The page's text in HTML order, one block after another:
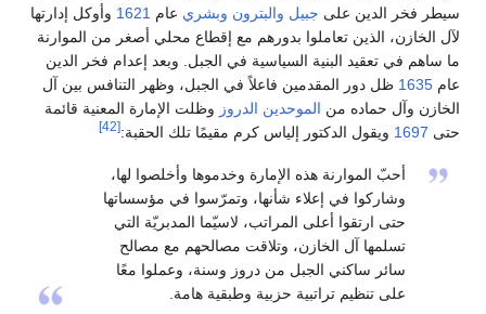
سيطر فخر الدين على جبيل والبترون وبشري عام 1621 وأوكل إدارتها
لآل الخازن، الذين تعاملوا بدورهم مع إقطاع محلي أصغر من الموارنة
ما ساهم في تعقيد البنية السياسية في الجبل. وبعد إعدام فخر الدين
عام 1635 ظل دور المقدمين فاعلاً في الجبل، وظهر التنافس بين آل
الخازن وآل حماده من الموحدين الدروز وظلت الإمارة المعنية قائمة
حتى 1697 ويقول الدكتور إلياس كرم مقيمًا تلك الحقبة:[42]
أحبّ الموارنة هذه الإمارة وخدموها وأخلصوا لها،
وشاركوا في إعلاء شأنها، وتمرّسوا في مؤسساتها
حتى ارتقوا أعلى المراتب، لاسيّما المدبريّة التي
تسلمها آل الخازن، وتلاقت مصالحهم مع مصالح
سائر ساكني الجبل من دروز وسنة، وعملوا معًا
على تنظيم تراتبية حزبية وطبقية هامة.